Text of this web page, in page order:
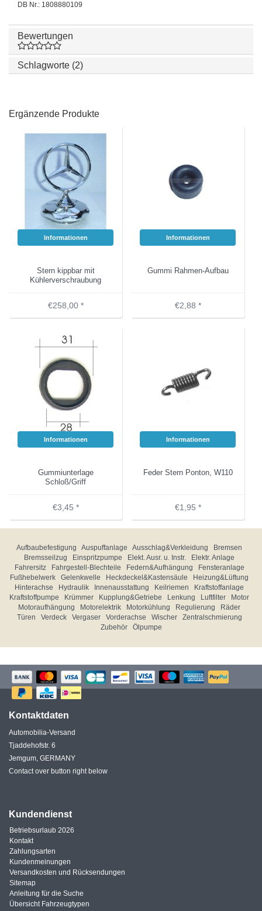
DB Nr.: 1808880109
Bewertungen
Schlagworte (2)
Ergänzende Produkte
Informationen
Stern kippbar mit
Kühlerverschraubung
€258,00 *
Informationen
Gummi Rahmen-Aufbau
€2,88 *
Informationen
Gummiunterlage
Schloß/Griff
€3,45 *
Informationen
Feder Stern Ponton, W110
€1,95 *
Aufbaubefestigung Auspuffanlage Ausschlag&Verkleidung
Bremsen
Bremsseilzug
Einspritzpumpe Elekt. Ausr. u. Instr.
Elektr. Anlage
Fahrersitz
Fahrgestell-Blechteile Federn&Aufhängung
Fensteranlage
Fußhebelwerk
Gelenkwelle Heckdeckel&Kastensäule
Heizung&Lüftung
Hinterachse
Hydraulik Innenausstattung Keilriemen
Kraftstoffanlage
Kraftstoffpumpe
Krümmer Kupplung&Getriebe Lenkung Luftfilter
Motor
Motoraufhängung
Motorelektrik Motorkühlung Regulierung
Räder
Türen
Verdeck Vergaser Vorderachse Wischer
Zentralschmierung
Zubehör
Ölpumpe
Kontaktdaten
Automobilia-Versand
Tjaddehofstr. 6
Jemgum, GERMANY
Contact over button right below
Kundendienst
Betriebsurlaub 2026
Kontakt
Zahlungsarten
Kundenmeinungen
Versandkosten und Rücksendungen
Sitemap
Anleitung für die Suche
Übersicht Fahrzeugtypen